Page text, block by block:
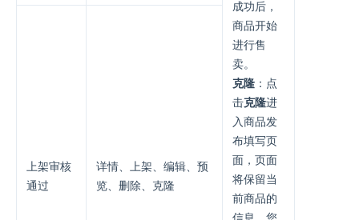
成功后，
商品开始
进行售
卖。
克隆 ：点
击克隆进
入商品发
布填写页
面，页面
将保留当
前商品的
上架审核
通过
详情、上架、编辑、预
览、删除、克隆